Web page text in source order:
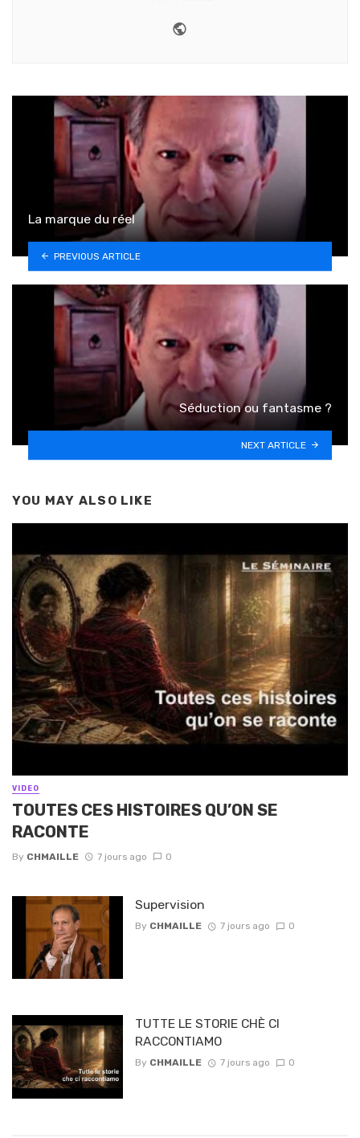
La marque du réel
PREVIOUS ARTICLE
Séduction ou fantasme ?
NEXT ARTICLE
YOU MAY ALSO LIKE
VIDEO
TOUTES CES HISTOIRES QU’ON SE
RACONTE
By CHMAILLE 7 jours ago 0
Supervision
By CHMAILLE 7 jours ago 0
TUTTE LE STORIE CHÈ CI
RACCONTIAMO
By CHMAILLE 7 jours ago 0